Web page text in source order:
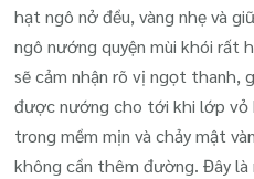
hạt ngô nở đều, vàng nhẹ và
ngô nướng quyện mùi khói rất
sẽ cảm nhận rõ vị ngọt thanh,
được nướng cho tới khi lớp vỏ
trong mềm mịn và chảy mật
không cần thêm đường. Đây